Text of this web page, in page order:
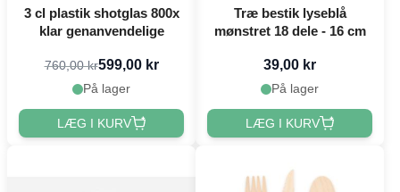
3 cl plastik shotglas 800x
klar genanvendelige
760,00 kr599,00 kr
På lager
LÆG I KURV
Træ bestik lyseblå
mønstret 18 dele - 16 cm
39,00 kr
På lager
LÆG I KURV